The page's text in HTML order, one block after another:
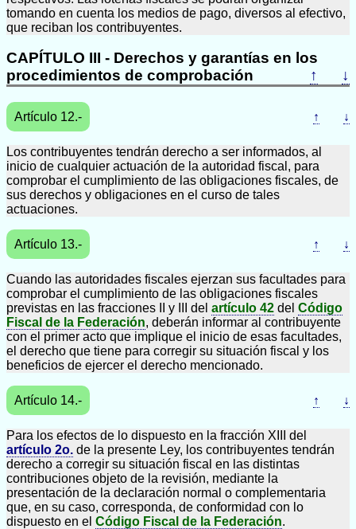
tomando en cuenta los medios de pago, diversos al efectivo,
que reciban los contribuyentes.
CAPÍTULO III - Derechos y garantías en los
procedimientos de comprobación
↑ ↓
Artículo 12.- ↑ ↓
Los contribuyentes tendrán derecho a ser informados, al
inicio de cualquier actuación de la autoridad fiscal, para
comprobar el cumplimiento de las obligaciones fiscales, de
sus derechos y obligaciones en el curso de tales
actuaciones.
Artículo 13.- ↑ ↓
Cuando las autoridades fiscales ejerzan sus facultades para
comprobar el cumplimiento de las obligaciones fiscales
previstas en las fracciones II y III del artículo 42 del Código
Fiscal de la Federación, deberán informar al contribuyente
con el primer acto que implique el inicio de esas facultades,
el derecho que tiene para corregir su situación fiscal y los
beneficios de ejercer el derecho mencionado.
Artículo 14.- ↑ ↓
Para los efectos de lo dispuesto en la fracción XIII del
artículo 2o. de la presente Ley, los contribuyentes tendrán
derecho a corregir su situación fiscal en las distintas
contribuciones objeto de la revisión, mediante la
presentación de la declaración normal o complementaria
que, en su caso, corresponda, de conformidad con lo
dispuesto en el Código Fiscal de la Federación.